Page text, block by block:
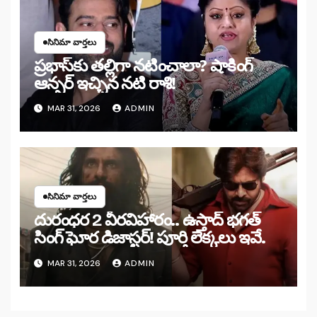
సినిమా వార్తలు
ప్రభాస్‌కు తల్లిగా నటించాలా? షాకింగ్
ఆన్సర్ ఇచ్చిన నటి రాశి!
MAR 31, 2026 ADMIN
సినిమా వార్తలు
దురంధర 2 వీరవిహారం.. ఉస్తాద్ భగత్
సింగ్ ఘోర డిజాస్టర్! పూర్తి లెక్కలు ఇవే.
MAR 31, 2026 ADMIN